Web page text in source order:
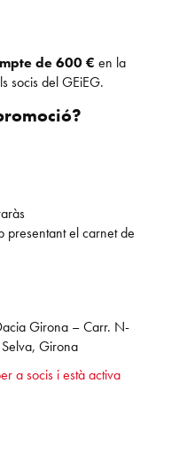
de 600 € en la
socis del GEiEG.
presentant el carnet de
Girona – Carr. N-
Girona
a socis i està activa